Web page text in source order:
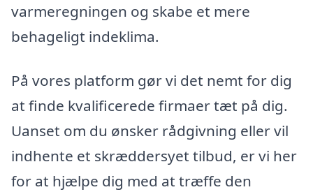
varmeregningen og skabe et mere
behageligt indeklima.
På vores platform gør vi det nemt for dig
at finde kvalificerede firmaer tæt på dig.
Uanset om du ønsker rådgivning eller vil
indhente et skræddersyet tilbud, er vi her
for at hjælpe dig med at træffe den